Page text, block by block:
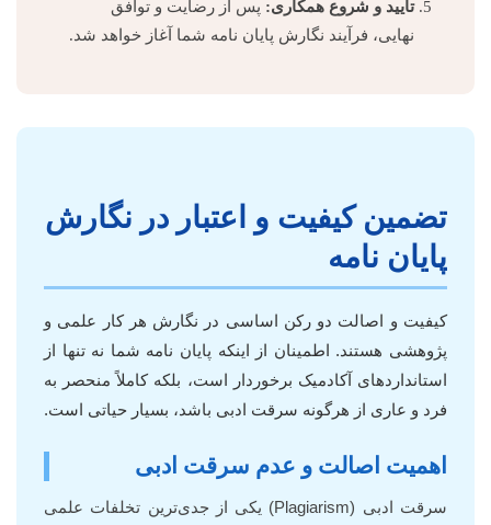
تایید و شروع همکاری: پس از رضایت و توافق
نهایی، فرآیند نگارش پایان نامه شما آغاز خواهد شد.
تضمین کیفیت و اعتبار در نگارش
پایان نامه
کیفیت و اصالت دو رکن اساسی در نگارش هر کار علمی و
پژوهشی هستند. اطمینان از اینکه پایان نامه شما نه تنها از
استانداردهای آکادمیک برخوردار است، بلکه کاملاً منحصر به
فرد و عاری از هرگونه سرقت ادبی باشد، بسیار حیاتی است.
اهمیت اصالت و عدم سرقت ادبی
سرقت ادبی (Plagiarism) یکی از جدی‌ترین تخلفات علمی